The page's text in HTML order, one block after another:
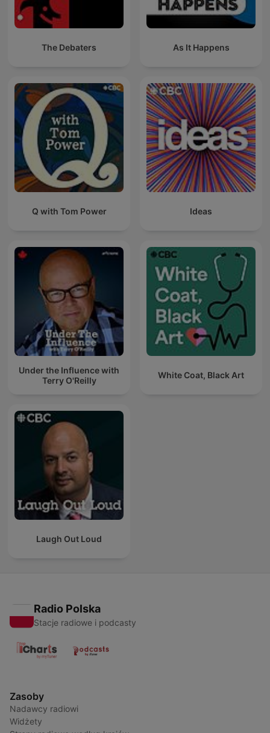
The Debaters As It Happens
Q with Tom Power Ideas
Under the Influence with
Terry O'Reilly
White Coat, Black Art
Laugh Out Loud
Radio Polska
Stacje radiowe i podcasty
Zasoby
Nadawcy radiowi
Widżety